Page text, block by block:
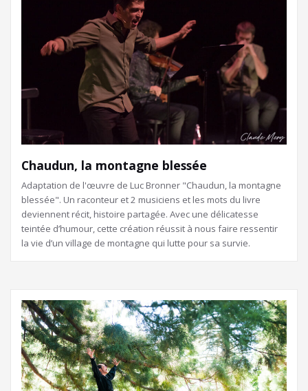
Chaudun, la montagne blessée
Adaptation de l'œuvre de Luc Bronner "Chaudun, la montagne
blessée". Un raconteur et 2 musiciens et les mots du livre
deviennent récit, histoire partagée. Avec une délicatesse
teintée d’humour, cette création réussit à nous faire ressentir
la vie d’un village de montagne qui lutte pour sa survie.